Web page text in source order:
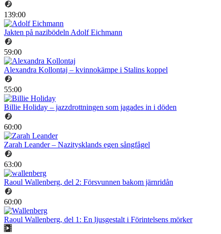
139:00
Jakten på nazibödeln Adolf Eichmann
59:00
Alexandra Kollontaj – kvinnokämpe i Stalins koppel
55:00
Billie Holiday – jazzdrottningen som jagades in i döden
60:00
Zarah Leander – Nazitysklands egen sångfågel
63:00
Raoul Wallenberg, del 2: Försvunnen bakom järnridån
60:00
Raoul Wallenberg, del 1: En ljusgestalt i Förintelsens mörker